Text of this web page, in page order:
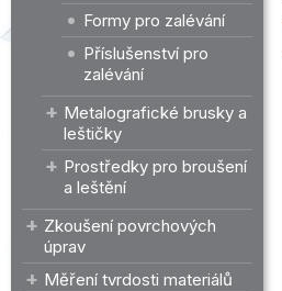
Formy pro zalévání
Příslušenství pro
zalévání
Metalografické brusky a
leštičky
Prostředky pro broušení
a leštění
Zkoušení povrchových
úprav
Měření tvrdosti materiálů